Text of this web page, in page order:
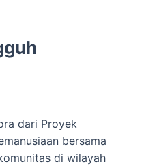
dari Proyek
bersama
di wilayah